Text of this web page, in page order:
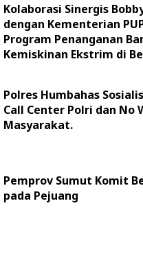
Kolaborasi Sinergis
dengan Kementerian
Program Penanganan
Kemiskinan Ekstrim di
Polres Humbahas
Call Center Polri dan No
Masyarakat.
Pemprov Sumut Komit
pada Pejuang